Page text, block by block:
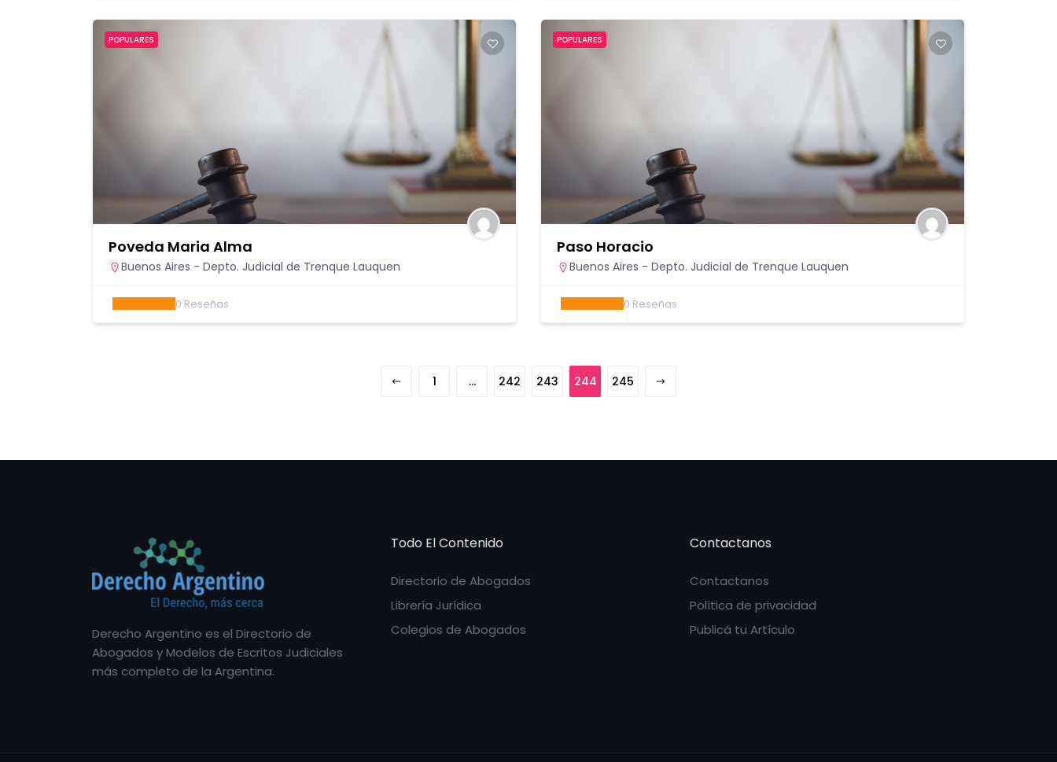
POPULARES
Poveda Maria Alma
Buenos Aires - Depto. Judicial de Trenque Lauquen
0 Reseñas
POPULARES
Paso Horacio
Buenos Aires - Depto. Judicial de Trenque Lauquen
0 Reseñas
1 … 242 243 244 245
Derecho Argentino es el Directorio de
Abogados y Modelos de Escritos Judiciales
más completo de la Argentina.
Todo El Contenido
Directorio de Abogados
Librería Jurídica
Colegios de Abogados
Contactanos
Contactanos
Política de privacidad
Publicá tu Artículo